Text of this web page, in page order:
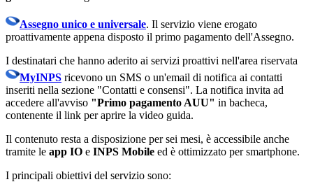
Assegno unico e universale. Il servizio viene erogato
proattivamente appena disposto il primo pagamento dell'Assegno.
I destinatari che hanno aderito ai servizi proattivi nell'area riservata
MyINPS ricevono un SMS o un'email di notifica ai contatti
inseriti nella sezione "Contatti e consensi". La notifica invita ad
accedere all'avviso "Primo pagamento AUU" in bacheca,
contenente il link per aprire la video guida.
Il contenuto resta a disposizione per sei mesi, è accessibile anche
tramite le app IO e INPS Mobile ed è ottimizzato per smartphone.
I principali obiettivi del servizio sono: